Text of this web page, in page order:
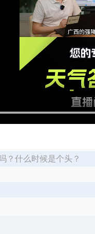
？什么时候是个头？